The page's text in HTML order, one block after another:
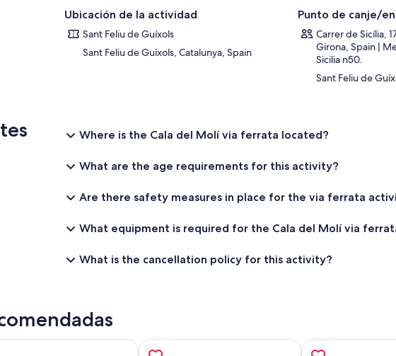
Ubicación de la actividad
Sant Feliu de Guíxols
Sant Feliu de Guíxols, Catalunya, Spain
Punto de canje/
Carrer de Sicília,
Girona, Spain |
Sicilia n50.
Sant Feliu de
Where is the Cala del Molí via ferrata located?
What are the age requirements for this activity?
Are there safety measures in place for the via ferrata
What equipment is required for the Cala del Molí via
What is the cancellation policy for this activity?